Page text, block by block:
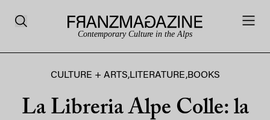
Contemporary Culture in the Alps
CULTURE + ARTS,LITERATURE,BOOKS
La Libreria Alpe Colle: la